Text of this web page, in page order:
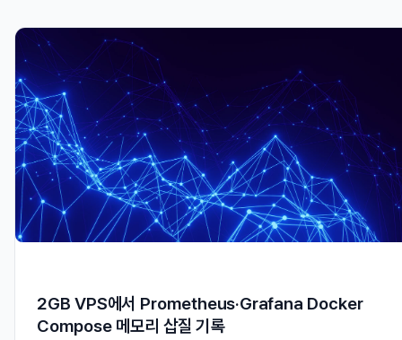
2GB VPS에서 Prometheus·Grafana Docker
Compose 메모리 삽질 기록